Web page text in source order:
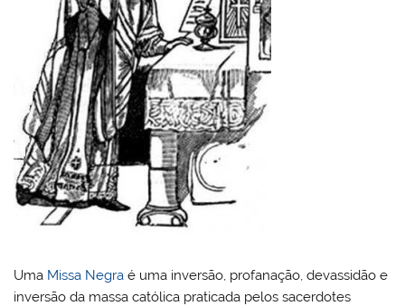
Uma Missa Negra é uma inversão, profanação, devassidão e
inversão da massa católica praticada pelos sacerdotes